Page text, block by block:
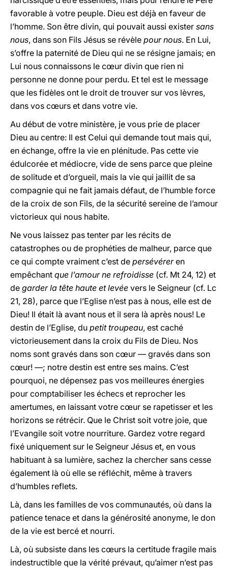
favorable à votre peuple. Dieu est déjà en faveur de
l’homme. Son être divin, qui pouvait aussi exister sans
nous, dans son Fils Jésus se révèle pour nous. En Lui,
s’offre la paternité de Dieu qui ne se résigne jamais; en
Lui nous connaissons le cœur divin que rien ni
personne ne donne pour perdu. Et tel est le message
que les fidèles ont le droit de trouver sur vos lèvres,
dans vos cœurs et dans votre vie.
Au début de votre ministère, je vous prie de placer
Dieu au centre: Il est Celui qui demande tout mais qui,
en échange, offre la vie en plénitude. Pas cette vie
édulcorée et médiocre, vide de sens parce que pleine
de solitude et d’orgueil, mais la vie qui jaillit de sa
compagnie qui ne fait jamais défaut, de l’humble force
de la croix de son Fils, de la sécurité sereine de l’amour
victorieux qui nous habite.
Ne vous laissez pas tenter par les récits de
catastrophes ou de prophéties de malheur, parce que
ce qui compte vraiment c’est de persévéreren
empêchant que l’amour ne refroidisse (cf. Mt 24, 12) et
de garder la tête haute et levée vers le Seigneur (cf. Lc
21, 28), parce que l’Eglise n’est pas à nous, elle est de
Dieu! Il était là avant nous et il sera là après nous! Le
destin de l’Eglise, du petit troupeau, est caché
victorieusement dans la croix du Fils de Dieu. Nos
noms sont gravés dans son cœur — gravés dans son
cœur! —; notre destin est entre ses mains. C’est
pourquoi, ne dépensez pas vos meilleures énergies
pour comptabiliser les échecs et reprocher les
amertumes, en laissant votre cœur se rapetisser et les
horizons se rétrécir. Que le Christ soit votre joie, que
l’Evangile soit votre nourriture. Gardez votre regard
fixé uniquement sur le Seigneur Jésus et, en vous
habituant à sa lumière, sachez la chercher sans cesse
également là où elle se réfléchit, même à travers
d’humbles reflets.
Là, dans les familles de vos communautés, où dans la
patience tenace et dans la générosité anonyme, le don
de la vie est bercé et nourri.
Là, où subsiste dans les cœurs la certitude fragile mais
indestructible que la vérité prévaut, qu’aimer n’est pas